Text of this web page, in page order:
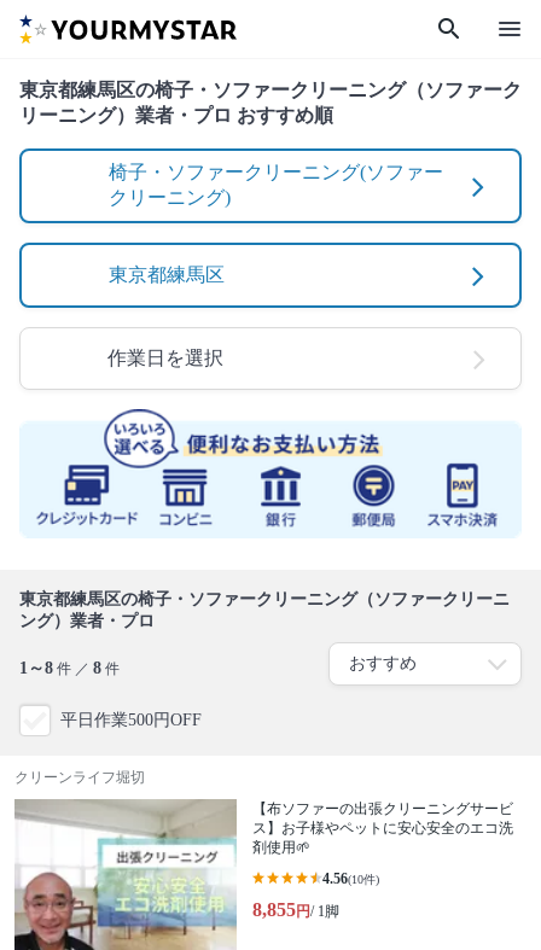
search menu
東京都練馬区の椅子・ソファークリーニング（ソファーク
リーニング）業者・プロ おすすめ順
椅子・ソファークリーニング(ソファー
クリーニング)
東京都練馬区
作業日を選択
東京都練馬区の椅子・ソファークリーニング（ソファークリーニ
ング）業者・プロ
1～8 件 ／ 8 件
平日作業500円OFF
クリーンライフ堀切
【布ソファーの出張クリーニングサービ
ス】お子様やペットに安心安全のエコ洗
剤使用🌱
4.56(10件)
8,855円/ 1脚